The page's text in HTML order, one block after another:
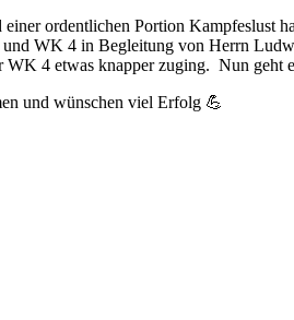
ordentlichen Portion Kampfeslust
WK 4 in Begleitung von Herrn
WK 4 etwas knapper zuging. Nun geht
und wünschen viel Erfolg 💪